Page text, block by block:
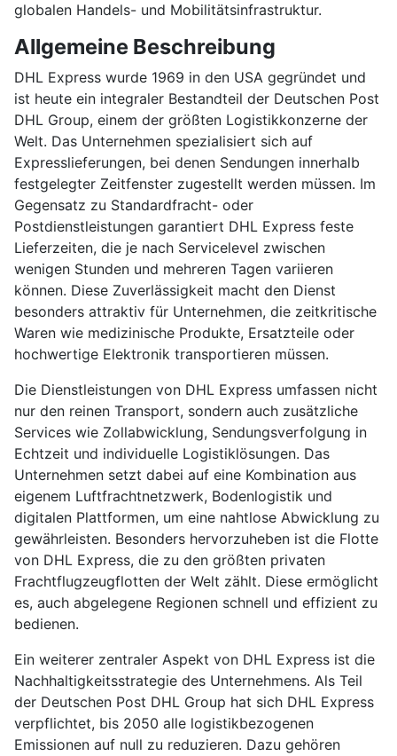
globalen Handels- und Mobilitätsinfrastruktur.
Allgemeine Beschreibung
DHL Express wurde 1969 in den USA gegründet und
ist heute ein integraler Bestandteil der Deutschen Post
DHL Group, einem der größten Logistikkonzerne der
Welt. Das Unternehmen spezialisiert sich auf
Expresslieferungen, bei denen Sendungen innerhalb
festgelegter Zeitfenster zugestellt werden müssen. Im
Gegensatz zu Standardfracht- oder
Postdienstleistungen garantiert DHL Express feste
Lieferzeiten, die je nach Servicelevel zwischen
wenigen Stunden und mehreren Tagen variieren
können. Diese Zuverlässigkeit macht den Dienst
besonders attraktiv für Unternehmen, die zeitkritische
Waren wie medizinische Produkte, Ersatzteile oder
hochwertige Elektronik transportieren müssen.
Die Dienstleistungen von DHL Express umfassen nicht
nur den reinen Transport, sondern auch zusätzliche
Services wie Zollabwicklung, Sendungsverfolgung in
Echtzeit und individuelle Logistiklösungen. Das
Unternehmen setzt dabei auf eine Kombination aus
eigenem Luftfrachtnetzwerk, Bodenlogistik und
digitalen Plattformen, um eine nahtlose Abwicklung zu
gewährleisten. Besonders hervorzuheben ist die Flotte
von DHL Express, die zu den größten privaten
Frachtflugzeugflotten der Welt zählt. Diese ermöglicht
es, auch abgelegene Regionen schnell und effizient zu
bedienen.
Ein weiterer zentraler Aspekt von DHL Express ist die
Nachhaltigkeitsstrategie des Unternehmens. Als Teil
der Deutschen Post DHL Group hat sich DHL Express
verpflichtet, bis 2050 alle logistikbezogenen
Emissionen auf null zu reduzieren. Dazu gehören